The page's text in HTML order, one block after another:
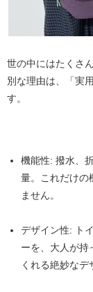
世の中にはたくさ
別な理由は、
「実
す。
機能性: 撥水、
量。これだけの
ません。
デザイン性: ト
ーを、大人が持
くれる絶妙なデ